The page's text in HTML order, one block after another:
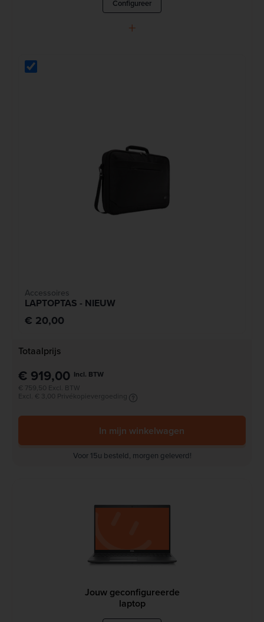
Configureer
+
Accessoires
LAPTOPTAS - NIEUW
€ 20,00
Totaalprijs
€ 919,00 Incl. BTW
€ 759,50 Excl. BTW
Excl. € 3,00 Privékopievergoeding
In mijn winkelwagen
Voor 15u besteld, morgen geleverd!
Jouw geconfigureerde
laptop